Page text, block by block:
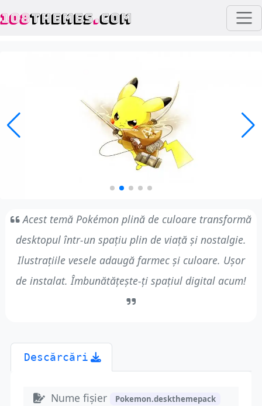
108THEMES.COM
Acest temă Pokémon plină de culoare transformă
desktopul într-un spațiu plin de viață și nostalgie.
Ilustrațiile vesele adaugă farmec și culoare. Ușor
de instalat. Îmbunătățește-ți spațiul digital acum!
Descărcări
Nume fișier Pokemon.deskthemepack